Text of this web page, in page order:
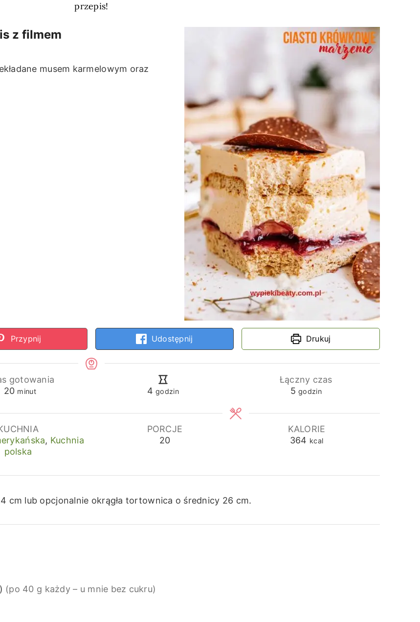
przepis!
z filmem
musem karmelowym oraz
Przypnij Udostępnij Drukuj
gotowania
20minuty
minut 4godziny
godzin
Łączny czas
5godziny
godzin
, Kuchnia
polska
PORCJE
20
KALORIE
364 kcal
cm lub opcjonalnie okrągła tortownica o średnicy 26 cm.
(po 40 g każdy – u mnie bez cukru)